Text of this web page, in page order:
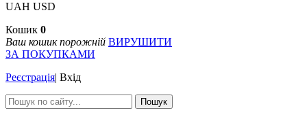
UAH USD
Кошик 0
Ваш кошик порожній ВИРУШИТИ
ЗА ПОКУПКАМИ
Реєстрація| Вхід
Пошук